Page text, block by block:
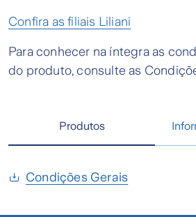
Confira as filiais Liliani
Para conhecer na íntegra as
do produto, consulte as
Produtos
Condições Gerais